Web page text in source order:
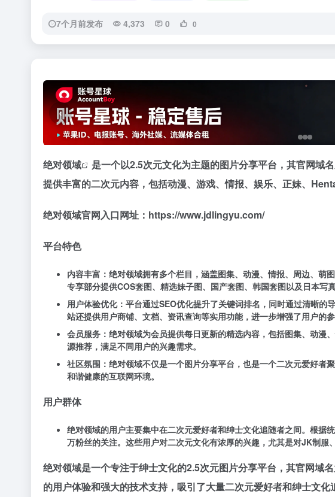
7个月前发布 4,373 0 0
‹
绝对领域
是一个以2.5次元文化为主题的图片分享平台，其官网域
提供丰富的二次元内容，包括动漫、游戏、情报、娱乐、正妹、
绝对领域官网入口网址：https://www.jdlingyu.com/
平台特色
内容丰富：绝对领域拥有多个栏目，涵盖图集、动漫、情报、周边、
专享部分提供COS套图、精选妹子图、国产套图、韩国套图以及日本写
用户体验优化：平台通过SEO优化提升了关键词排名，同时通过清晰的
站还提供用户商铺、文档、资讯查询等实用功能，进一步增强了用户的参
会员服务：绝对领域为会员提供每日更新的精选内容，包括图集、动漫
源推荐，满足不同用户的兴趣需求。
社区氛围：绝对领域不仅是一个图片分享平台，也是一个二次元爱好者
和谐健康的互联网环境。
用户群体
绝对领域的用户主要集中在二次元爱好者和绅士文化追随者之间。根据
万粉丝的关注。这些用户对二次元文化有浓厚的兴趣，尤其是对JK制服
绝对领域是一个专注于绅士文化的2.5次元图片分享平台，其官网
的用户体验和强大的技术支持，吸引了大量二次元爱好者和绅士文